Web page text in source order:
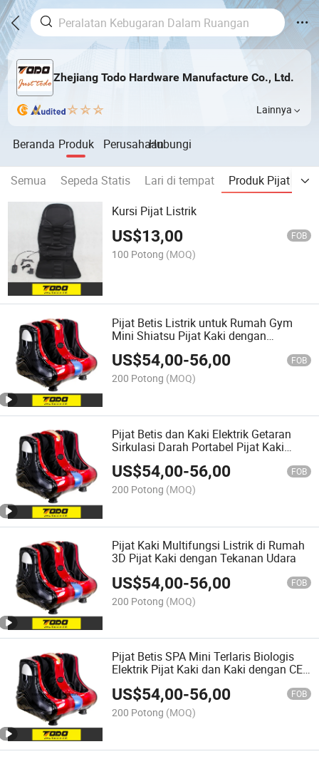
Zhejiang Todo Hardware Manufacture Co., Ltd.
Lainnya
Beranda Produk PerusahaanHubungi
Semua Sepeda Statis Lari di tempat Produk Pijat
Kursi Pijat Listrik
US$13,00 FOB
100 Potong (MOQ)
Pijat Betis Listrik untuk Rumah Gym
Mini Shiatsu Pijat Kaki dengan
Tekanan Udara
US$54,00-56,00 FOB
200 Potong (MOQ)
Pijat Betis dan Kaki Elektrik Getaran
Sirkulasi Darah Portabel Pijat Kaki
Rumah
US$54,00-56,00 FOB
200 Potong (MOQ)
Pijat Kaki Multifungsi Listrik di Rumah
3D Pijat Kaki dengan Tekanan Udara
US$54,00-56,00 FOB
200 Potong (MOQ)
Pijat Betis SPA Mini Terlaris Biologis
Elektrik Pijat Kaki dan Kaki dengan CE
RoHS
US$54,00-56,00 FOB
200 Potong (MOQ)